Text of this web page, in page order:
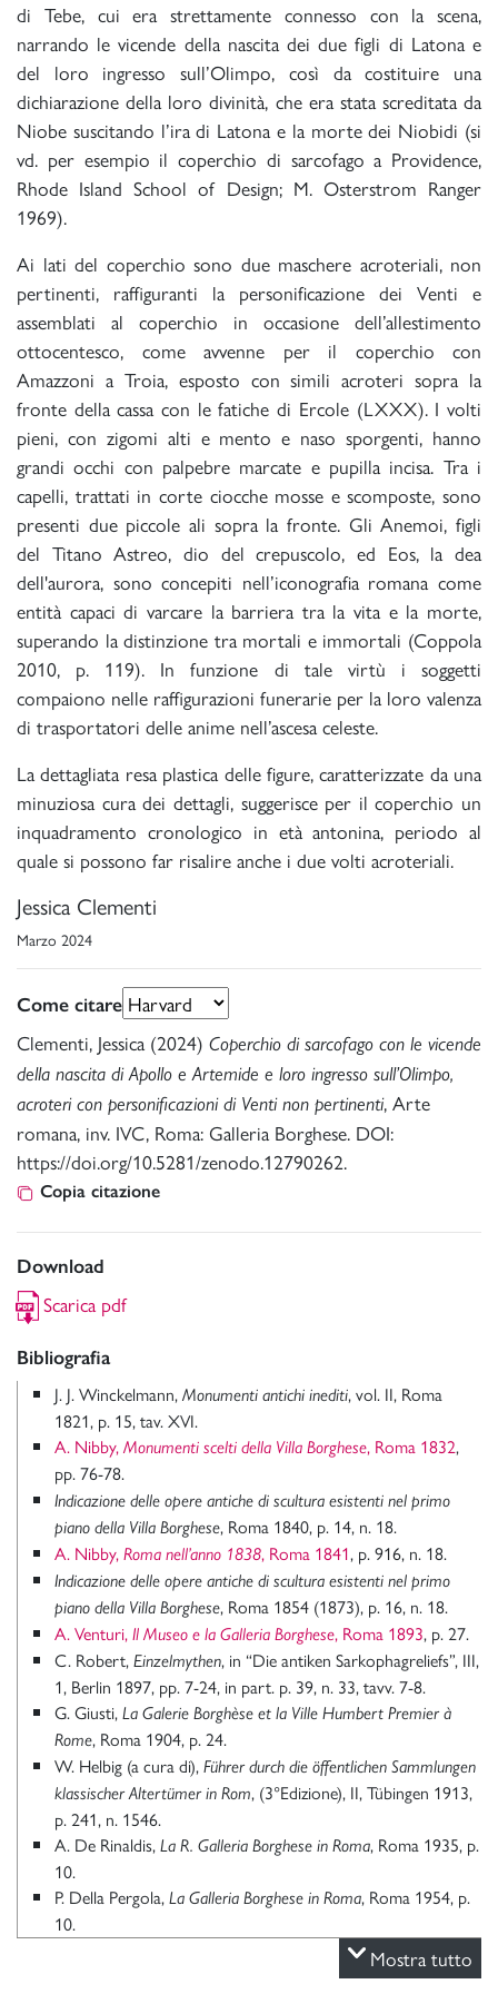
di Tebe, cui era strettamente connesso con la scena,
narrando le vicende della nascita dei due figli di Latona e
del loro ingresso sull’Olimpo, così da costituire una
dichiarazione della loro divinità, che era stata screditata da
Niobe suscitando l’ira di Latona e la morte dei Niobidi (si
vd. per esempio il coperchio di sarcofago a Providence,
Rhode Island School of Design; M. Osterstrom Ranger
1969).
Ai lati del coperchio sono due maschere acroteriali, non
pertinenti, raffiguranti la personificazione dei Venti e
assemblati al coperchio in occasione dell’allestimento
ottocentesco, come avvenne per il coperchio con
Amazzoni a Troia, esposto con simili acroteri sopra la
fronte della cassa con le fatiche di Ercole (LXXX). I volti
pieni, con zigomi alti e mento e naso sporgenti, hanno
grandi occhi con palpebre marcate e pupilla incisa. Tra i
capelli, trattati in corte ciocche mosse e scomposte, sono
presenti due piccole ali sopra la fronte. Gli Anemoi, figli
del Titano Astreo, dio del crepuscolo, ed Eos, la dea
dell'aurora, sono concepiti nell’iconografia romana come
entità capaci di varcare la barriera tra la vita e la morte,
superando la distinzione tra mortali e immortali (Coppola
2010, p. 119). In funzione di tale virtù i soggetti
compaiono nelle raffigurazioni funerarie per la loro valenza
di trasportatori delle anime nell’ascesa celeste.
La dettagliata resa plastica delle figure, caratterizzate da una
minuziosa cura dei dettagli, suggerisce per il coperchio un
inquadramento cronologico in età antonina, periodo al
quale si possono far risalire anche i due volti acroteriali.
Jessica Clementi
Marzo 2024
Come citare
Clementi, Jessica (2024) Coperchio di sarcofago con le vicende
della nascita di Apollo e Artemide e loro ingresso sull’Olimpo,
acroteri con personificazioni di Venti non pertinenti, Arte
romana, inv. IVC, Roma: Galleria Borghese. DOI:
https://doi.org/10.5281/zenodo.12790262.
Copia citazione
Download
Scarica pdf
Bibliografia
J. J. Winckelmann, Monumenti antichi inediti, vol. II, Roma
1821, p. 15, tav. XVI.
A. Nibby, Monumenti scelti della Villa Borghese, Roma 1832,
pp. 76-78.
Indicazione delle opere antiche di scultura esistenti nel primo
piano della Villa Borghese, Roma 1840, p. 14, n. 18.
A. Nibby, Roma nell’anno 1838, Roma 1841, p. 916, n. 18.
Indicazione delle opere antiche di scultura esistenti nel primo
piano della Villa Borghese, Roma 1854 (1873), p. 16, n. 18.
A. Venturi, Il Museo e la Galleria Borghese, Roma 1893, p. 27.
C. Robert, Einzelmythen, in “Die antiken Sarkophagreliefs”, III,
1, Berlin 1897, pp. 7-24, in part. p. 39, n. 33, tavv. 7-8.
G. Giusti, La Galerie Borghèse et la Ville Humbert Premier à
Rome, Roma 1904, p. 24.
W. Helbig (a cura di), Führer durch die öffentlichen Sammlungen
klassischer Altertümer in Rom, (3°Edizione), II, Tübingen 1913,
p. 241, n. 1546.
A. De Rinaldis, La R. Galleria Borghese in Roma, Roma 1935, p.
10.
P. Della Pergola, La Galleria Borghese in Roma, Roma 1954, p.
10.
Führer durch die öffentlichen Sammlungen
, (4°Edizione), a cura di H. Speier,
Mostra tutto